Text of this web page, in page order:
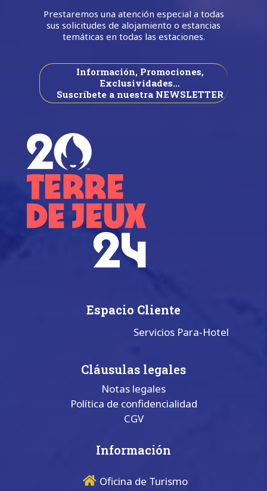
Prestaremos una atención especial a todas
sus solicitudes de alojamiento o estancias
temáticas en todas las estaciones.
Información, Promociones,
Exclusividades…
Suscríbete a nuestra NEWSLETTER
Espacio Cliente
Servicios Para-Hotel
Cláusulas legales
Notas legales
Política de confidencialidad
CGV
Información
Oficina de Turismo